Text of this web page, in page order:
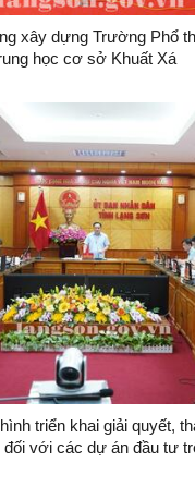
xây dựng Trường Phổ
học cơ sở Khuất Xá
triển khai giải quyết,
với các dự án đầu tư